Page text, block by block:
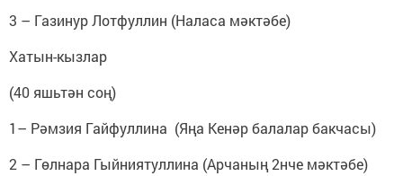
3 – Газинур Лотфуллин (Наласа мәктәбе)
Хатын-кызлар
(40 яшьтән соң)
1– Рәмзия Гайфуллина (Яңа Кенәр балалар бакчасы)
2 – Гөлнара Гыйниятуллина (Арчаның 2нче мәктәбе)